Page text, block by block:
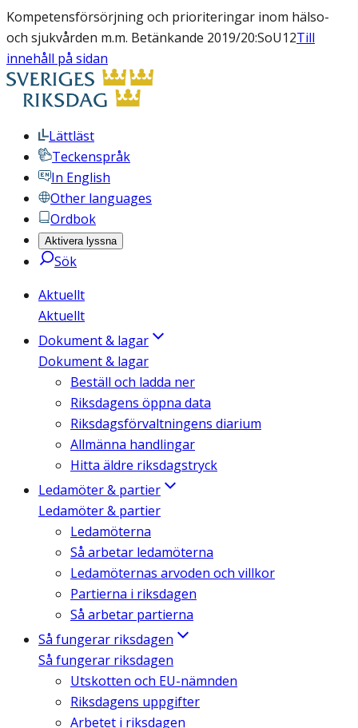
Kompetensförsörjning och prioriteringar inom hälso-
och sjukvården m.m. Betänkande 2019/20:SoU12Till
innehåll på sidan
Lättläst
Teckenspråk
In English
Other languages
Ordbok
Aktivera lyssna
Sök
Aktuellt
Aktuellt
Dokument & lagar
Dokument & lagar
Beställ och ladda ner
Riksdagens öppna data
Riksdagsförvaltningens diarium
Allmänna handlingar
Hitta äldre riksdagstryck
Ledamöter & partier
Ledamöter & partier
Ledamöterna
Så arbetar ledamöterna
Ledamöternas arvoden och villkor
Partierna i riksdagen
Så arbetar partierna
Så fungerar riksdagen
Så fungerar riksdagen
Utskotten och EU-nämnden
Riksdagens uppgifter
Arbetet i riksdagen